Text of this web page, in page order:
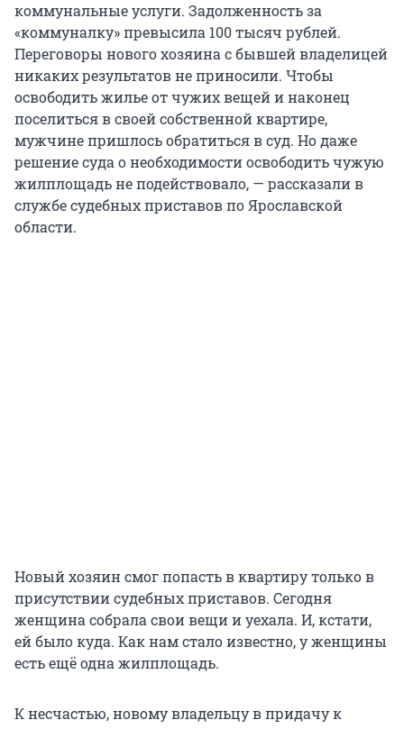
коммунальные услуги. Задолженность за
«коммуналку» превысила 100 тысяч рублей.
Переговоры нового хозяина с бывшей владелицей
никаких результатов не приносили. Чтобы
освободить жилье от чужих вещей и наконец
поселиться в своей собственной квартире,
мужчине пришлось обратиться в суд. Но даже
решение суда о необходимости освободить чужую
жилплощадь не подействовало, — рассказали в
службе судебных приставов по Ярославской
области.
Новый хозяин смог попасть в квартиру только в
присутствии судебных приставов. Сегодня
женщина собрала свои вещи и уехала. И, кстати,
ей было куда. Как нам стало известно, у женщины
есть ещё одна жилплощадь.
К несчастью, новому владельцу в придачу к